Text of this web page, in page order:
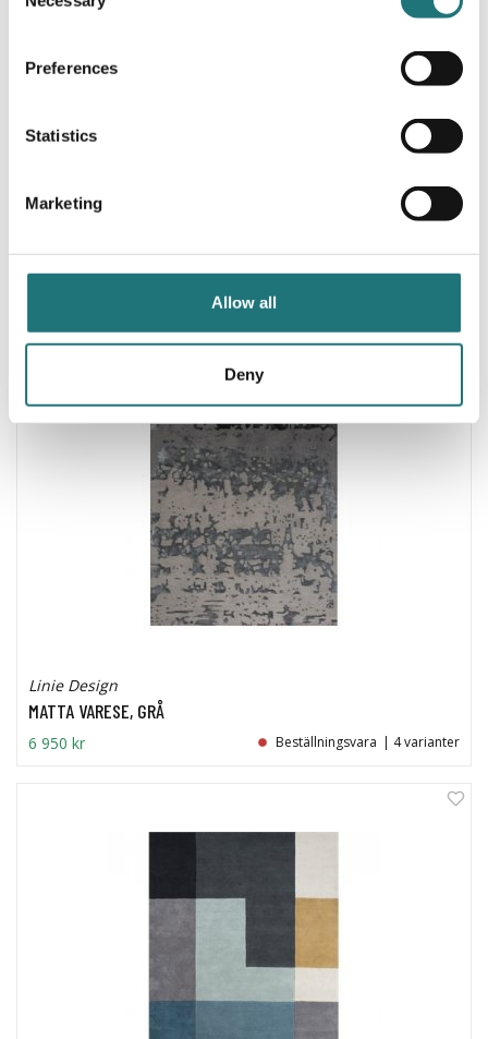
Selection
Preferences
Statistics
Marketing
Allow all
Deny
Linie Design
4 450 kr Beställningsvara | 3 varianter
Linie Design
MATTA VARESE, GRÅ
6 950 kr Beställningsvara | 4 varianter